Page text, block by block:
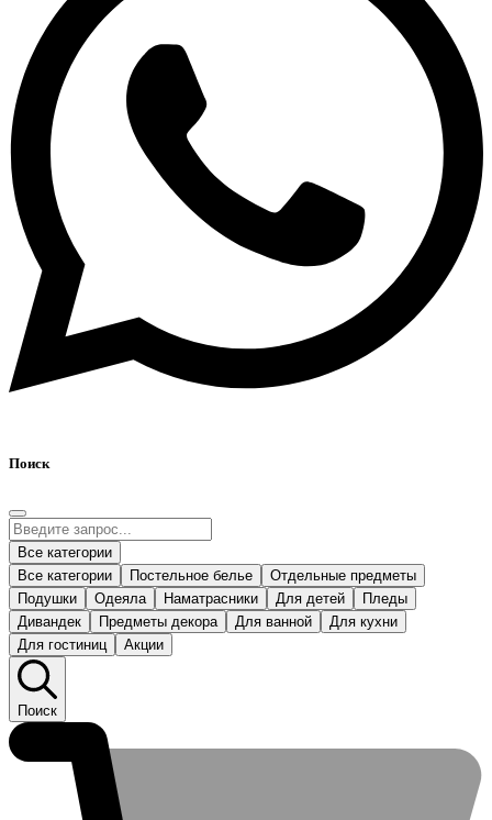
Поиск
Все категории
Все категории
Постельное белье
Отдельные предметы
Подушки
Одеяла Наматрасники Для детей
Пледы
Дивандек
Предметы декора Для ванной
Для кухни
Для гостиниц
Акции
Поиск